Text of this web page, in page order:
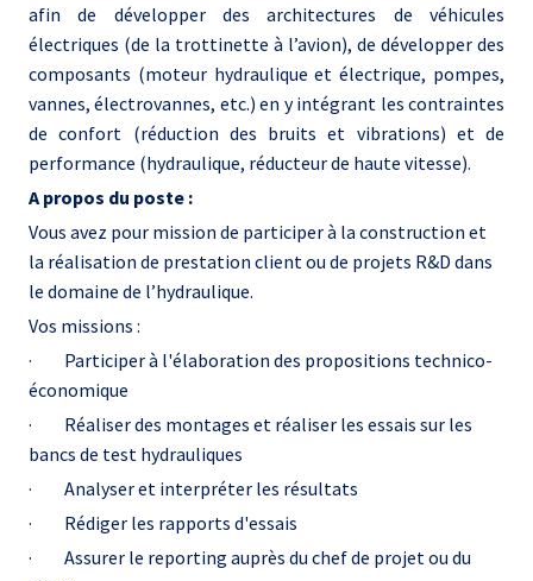
afin de développer des architectures de véhicules
électriques (de la trottinette à l’avion), de développer des
composants (moteur hydraulique et électrique, pompes,
vannes, électrovannes, etc.) en y intégrant les contraintes
de confort (réduction des bruits et vibrations) et de
performance (hydraulique, réducteur de haute vitesse).
A propos du poste :
Vous avez pour mission de participer à la construction et
la réalisation de prestation client ou de projets R&D dans
le domaine de l’hydraulique.
Vos missions :
· Participer à l'élaboration des propositions technico-
économique
· Réaliser des montages et réaliser les essais sur les
bancs de test hydrauliques
· Analyser et interpréter les résultats
· Rédiger les rapports d'essais
· Assurer le reporting auprès du chef de projet ou du